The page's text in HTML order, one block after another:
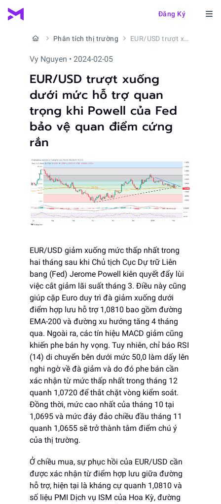
Đăng Ký
Phân tích thị trường EUR/USD trượt xuống dưới mức hỗ trợ quan trọng khi Powell của Fed bảo vệ quan điểm cứng rắn
Vy Nguyen • 2024-02-05
EUR/USD trượt xuống
dưới mức hỗ trợ quan
trọng khi Powell của Fed
bảo vệ quan điểm cứng
rắn
EUR/USD giảm xuống mức thấp nhất trong
hai tháng sau khi Chủ tịch Cục Dự trữ Liên
bang (Fed) Jerome Powell kiên quyết đẩy lùi
việc cắt giảm lãi suất tháng 3. Điều này cũng
giúp cặp Euro duy trì đà giảm xuống dưới
điểm hợp lưu hỗ trợ 1,0810 bao gồm đường
EMA-200 và đường xu hướng tăng 4 tháng
qua. Ngoài ra, các tín hiệu MACD giảm cũng
khiến phe bán hy vọng. Tuy nhiên, chỉ báo RSI
(14) di chuyển bên dưới mức 50,0 làm dấy lên
nghi ngờ về đà giảm và do đó phe bán cần
xác nhận từ mức thấp nhất trong tháng 12
quanh 1,0720 để thắt chặt vòng kiểm soát.
Đồng thời, mức cao nhất của tháng 10 tại
1,0695 và mức đáy đảo chiều đầu tháng 11
quanh 1,0655 sẽ trở thành tâm điểm chú ý
của thị trường.
Ở chiều mua, sự phục hồi của EUR/USD cần
được xác nhận từ điểm hợp lưu giữa đường
hỗ trợ, hiện tại là kháng cự quanh 1,0810 và
số liệu PMI Dịch vụ ISM của Hoa Kỳ, đường